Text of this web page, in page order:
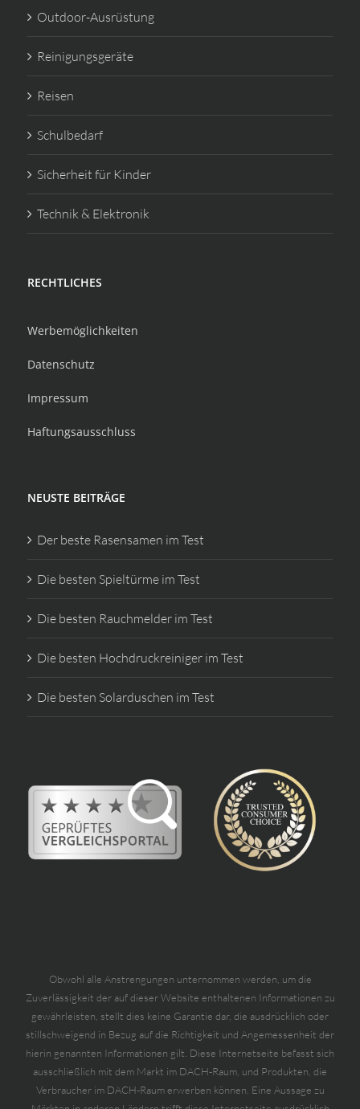
Outdoor-Ausrüstung
Reinigungsgeräte
Reisen
Schulbedarf
Sicherheit für Kinder
Technik & Elektronik
RECHTLICHES
Werbemöglichkeiten
Datenschutz
Impressum
Haftungsausschluss
NEUSTE BEITRÄGE
Der beste Rasensamen im Test
Die besten Spieltürme im Test
Die besten Rauchmelder im Test
Die besten Hochdruckreiniger im Test
Die besten Solarduschen im Test
Obwohl alle Anstrengungen unternommen werden, um die
Zuverlässigkeit der auf dieser Website enthaltenen Informationen zu
gewährleisten, stellt dies keine Garantie dar, die ausdrücklich oder
stillschweigend in Bezug auf die Richtigkeit und Angemessenheit der
hierin genannten Informationen gilt. Diese Internetseite befasst sich
ausschließlich mit dem Markt im DACH-Raum, und Produkten, die
Verbraucher im DACH-Raum erwerben können. Eine Aussage zu